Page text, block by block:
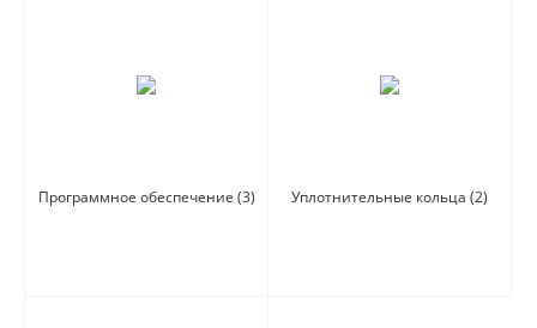
Программное обеспечение (3) Уплотнительные кольца (2)